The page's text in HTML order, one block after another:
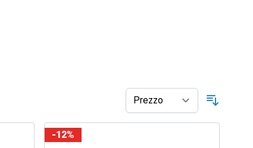
-12%